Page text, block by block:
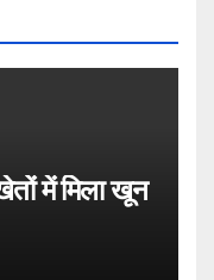
में मिला खून